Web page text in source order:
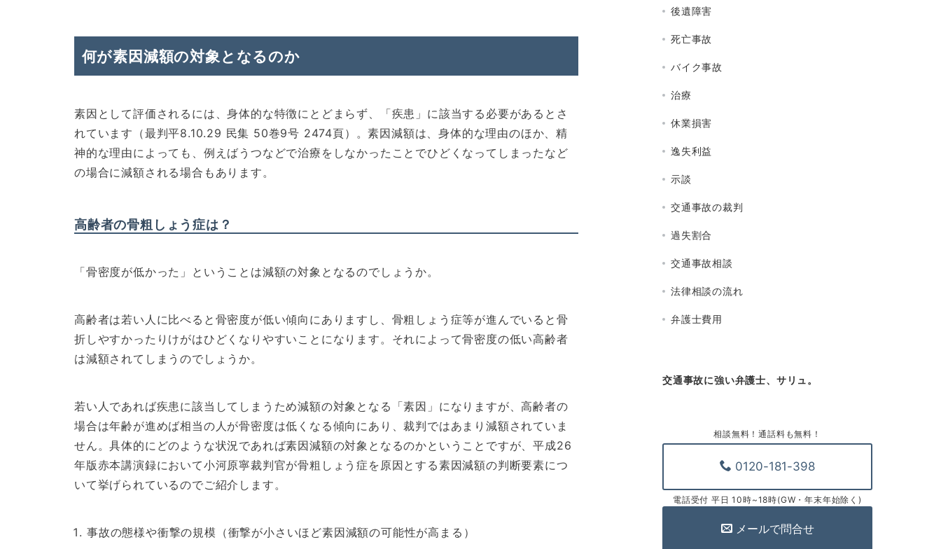
何が素因減額の対象となるのか
素因として評価されるには、身体的な特徴にとどまらず、「疾患」に該当する必要があるとさ
れています（最判平8.10.29 民集 50巻9号 2474頁）。素因減額は、身体的な理由のほか、精
神的な理由によっても、例えばうつなどで治療をしなかったことでひどくなってしまったなど
の場合に減額される場合もあります。
高齢者の骨粗しょう症は？
「骨密度が低かった」ということは減額の対象となるのでしょうか。
高齢者は若い人に比べると骨密度が低い傾向にありますし、骨粗しょう症等が進んでいると骨
折しやすかったりけがはひどくなりやすいことになります。それによって骨密度の低い高齢者
は減額されてしまうのでしょうか。
若い人であれば疾患に該当してしまうため減額の対象となる「素因」になりますが、高齢者の
場合は年齢が進めば相当の人が骨密度は低くなる傾向にあり、裁判ではあまり減額されていま
せん。具体的にどのような状況であれば素因減額の対象となるのかということですが、平成26
年版赤本講演録において小河原寧裁判官が骨粗しょう症を原因とする素因減額の判断要素につ
いて挙げられているのでご紹介します。
事故の態様や衝撃の規模（衝撃が小さいほど素因減額の可能性が高まる）
後遺障害
死亡事故
バイク事故
治療
休業損害
逸失利益
示談
交通事故の裁判
過失割合
交通事故相談
法律相談の流れ
弁護士費用
交通事故に強い弁護士、サリュ。
相談無料！通話料も無料！
0120-181-398
電話受付 平日 10時~18時(GW・年末年始除く)
メールで問合せ